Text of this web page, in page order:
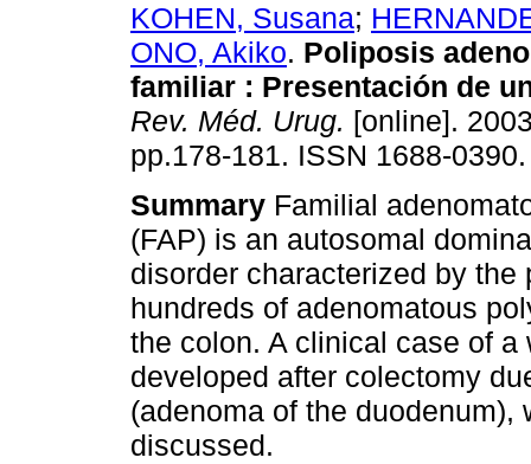
KOHEN, Susana;
ONO, Akiko. Poliposis
familiar : Presentación de
Rev. Méd. Urug. [online].
pp.178-181. ISSN 1688-0390.
Summary Familial
(FAP) is an autosomal
disorder characterized by the
hundreds of adenomatous
the colon. A clinical case of a
developed after colectomy
(adenoma of the duodenum),
discussed.